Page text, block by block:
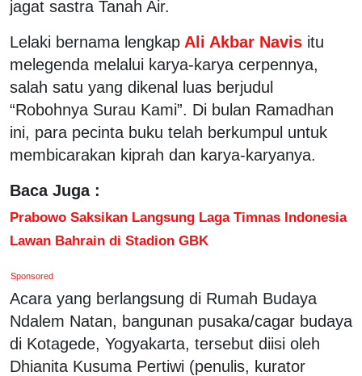
jagat sastra Tanah Air.
Lelaki bernama lengkap Ali Akbar Navis itu
melegenda melalui karya-karya cerpennya,
salah satu yang dikenal luas berjudul
“Robohnya Surau Kami”. Di bulan Ramadhan
ini, para pecinta buku telah berkumpul untuk
membicarakan kiprah dan karya-karyanya.
Baca Juga :
Prabowo Saksikan Langsung Laga Timnas Indonesia
Lawan Bahrain di Stadion GBK
Sponsored
Acara yang berlangsung di Rumah Budaya
Ndalem Natan, bangunan pusaka/cagar budaya
di Kotagede, Yogyakarta, tersebut diisi oleh
Dhianita Kusuma Pertiwi (penulis, kurator